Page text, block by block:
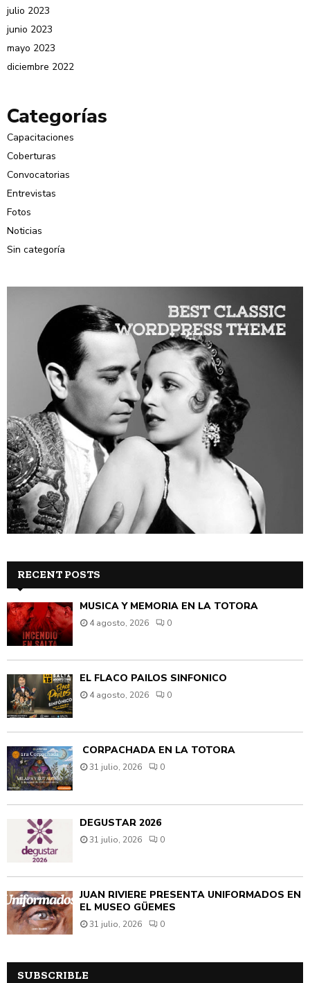
julio 2023
junio 2023
mayo 2023
diciembre 2022
Categorías
Capacitaciones
Coberturas
Convocatorias
Entrevistas
Fotos
Noticias
Sin categoría
RECENT POSTS
MÚSICA Y MEMORIA EN LA TOTORA
4 agosto, 2026 0
EL FLACO PAILOS SINFÓNICO
4 agosto, 2026 0
CORPACHADA EN LA TOTORA
31 julio, 2026 0
DEGUSTAR 2026
31 julio, 2026 0
JUAN RIVIÈRE PRESENTA UNIFORMADOS EN
EL MUSEO GÜEMES
31 julio, 2026 0
SUBSCRIBLE